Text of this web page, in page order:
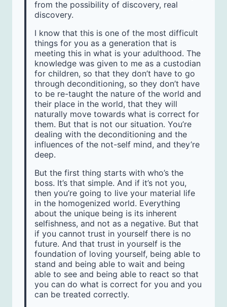
from the possibility of discovery, real
discovery.
I know that this is one of the most difficult
things for you as a generation that is
meeting this in what is your adulthood. The
knowledge was given to me as a custodian
for children, so that they don’t have to go
through deconditioning, so they don’t have
to be re-taught the nature of the world and
their place in the world, that they will
naturally move towards what is correct for
them. But that is not our situation. You’re
dealing with the deconditioning and the
influences of the not-self mind, and they’re
deep.
But the first thing starts with who’s the
boss. It’s that simple. And if it’s not you,
then you’re going to live your material life
in the homogenized world. Everything
about the unique being is its inherent
selfishness, and not as a negative. But that
if you cannot trust in yourself there is no
future. And that trust in yourself is the
foundation of loving yourself, being able to
stand and being able to wait and being
able to see and being able to react so that
you can do what is correct for you and you
can be treated correctly.